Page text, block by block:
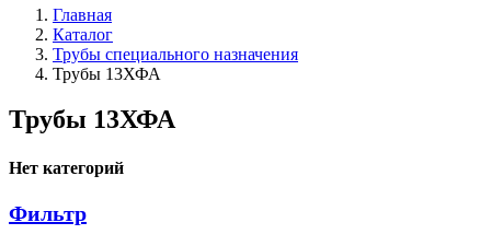
Главная
Каталог
Трубы специального назначения
Трубы 13ХФА
Трубы 13ХФА
Нет категорий
Фильтр